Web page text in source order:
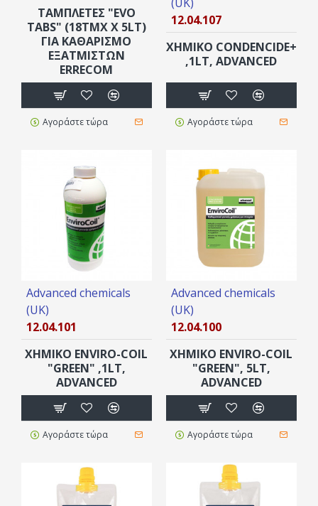
ΤΑΜΠΛΈΤΕΣ "EVO
TABS" (18ΤΜΧ X 5LT)
ΓΙΑ ΚΑΘΑΡΙΣΜΌ
ΕΞΑΤΜΙΣΤΏΝ
ERRECOM
Αγοράστε τώρα
12.04.107
ΧΗΜΙΚΌ CONDENCIDE+
,1LT, ADVANCED
Αγοράστε τώρα
Advanced chemicals
(UK)
12.04.101
ΧΗΜΙΚΌ ENVIRO-COIL
"GREEN" ,1LT,
ADVANCED
Αγοράστε τώρα
Advanced chemicals
(UK)
12.04.100
ΧΗΜΙΚΌ ENVIRO-COIL
"GREEN", 5LT,
ADVANCED
Αγοράστε τώρα